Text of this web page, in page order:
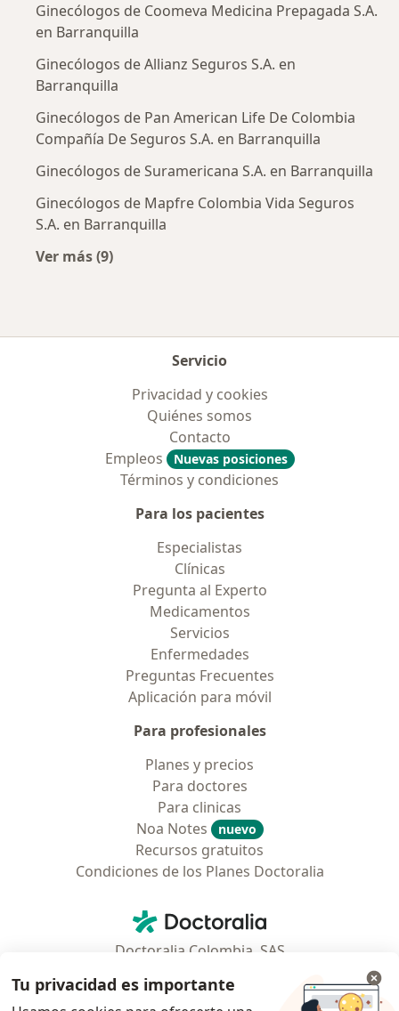
Ginecólogos de Coomeva Medicina Prepagada S.A.
en Barranquilla
Ginecólogos de Allianz Seguros S.A. en
Barranquilla
Ginecólogos de Pan American Life De Colombia
Compañía De Seguros S.A. en Barranquilla
Ginecólogos de Suramericana S.A. en Barranquilla
Ginecólogos de Mapfre Colombia Vida Seguros
S.A. en Barranquilla
Ver más (9)
Servicio
Privacidad y cookies
Quiénes somos
Contacto
Empleos
Nuevas posiciones
Términos y condiciones
Para los pacientes
Especialistas
Clínicas
Pregunta al Experto
Medicamentos
Servicios
Enfermedades
Preguntas Frecuentes
Aplicación para móvil
Para profesionales
Planes y precios
Para doctores
Para clinicas
Noa Notes
nuevo
Recursos gratuitos
Condiciones de los Planes Doctoralia
Doctoralia - Página de inicio
Doctoralia Colombia, SAS
Municipio: Bogotá D.C., Colombia
Tu privacidad es importante